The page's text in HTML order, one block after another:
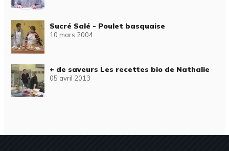
Sucré Salé - Poulet basquaise
10 mars 2004
+ de saveurs Les recettes bio de Nathalie
05 avril 2013